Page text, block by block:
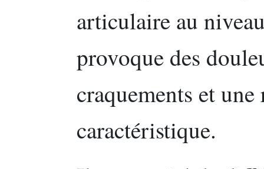
articulaire au
provoque des
craquements et
caractéristique.